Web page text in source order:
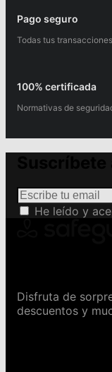
Pago seguro
Todas tus
100% certificada
Normativas de
He leído y
Disfruta de
descuentos y